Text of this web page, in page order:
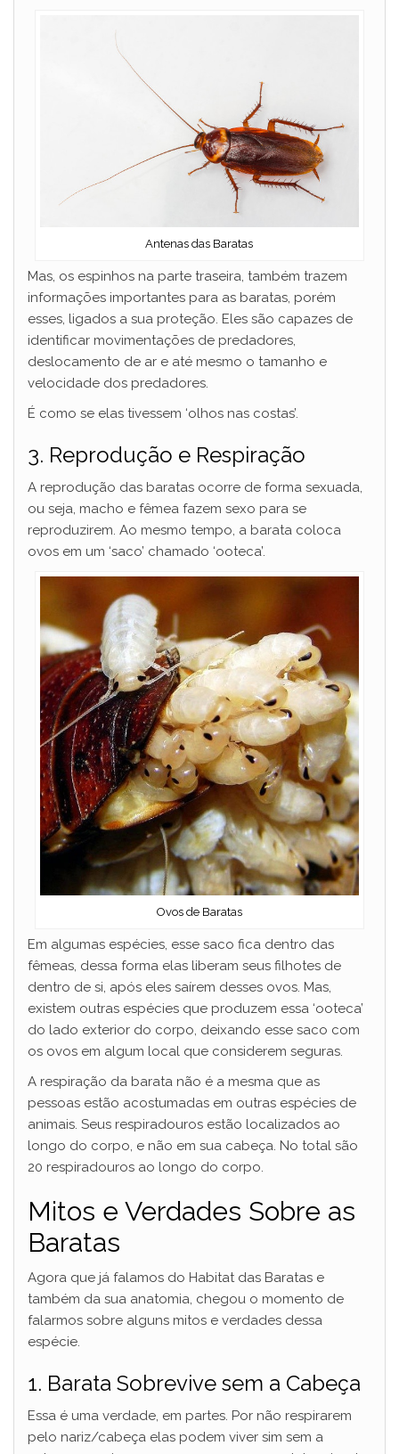
Antenas das Baratas
Mas, os espinhos na parte traseira, também trazem
informações importantes para as baratas, porém
esses, ligados a sua proteção. Eles são capazes de
identificar movimentações de predadores,
deslocamento de ar e até mesmo o tamanho e
velocidade dos predadores.
É como se elas tivessem ‘olhos nas costas’.
3. Reprodução e Respiração
A reprodução das baratas ocorre de forma sexuada,
ou seja, macho e fêmea fazem sexo para se
reproduzirem. Ao mesmo tempo, a barata coloca
ovos em um ‘saco’ chamado ‘ooteca’.
Ovos de Baratas
Em algumas espécies, esse saco fica dentro das
fêmeas, dessa forma elas liberam seus filhotes de
dentro de si, após eles saírem desses ovos. Mas,
existem outras espécies que produzem essa ‘ooteca’
do lado exterior do corpo, deixando esse saco com
os ovos em algum local que considerem seguras.
A respiração da barata não é a mesma que as
pessoas estão acostumadas em outras espécies de
animais. Seus respiradouros estão localizados ao
longo do corpo, e não em sua cabeça. No total são
20 respiradouros ao longo do corpo.
Mitos e Verdades Sobre as
Baratas
Agora que já falamos do Habitat das Baratas e
também da sua anatomia, chegou o momento de
falarmos sobre alguns mitos e verdades dessa
espécie.
1. Barata Sobrevive sem a Cabeça
Essa é uma verdade, em partes. Por não respirarem
pelo nariz/cabeça elas podem viver sim sem a